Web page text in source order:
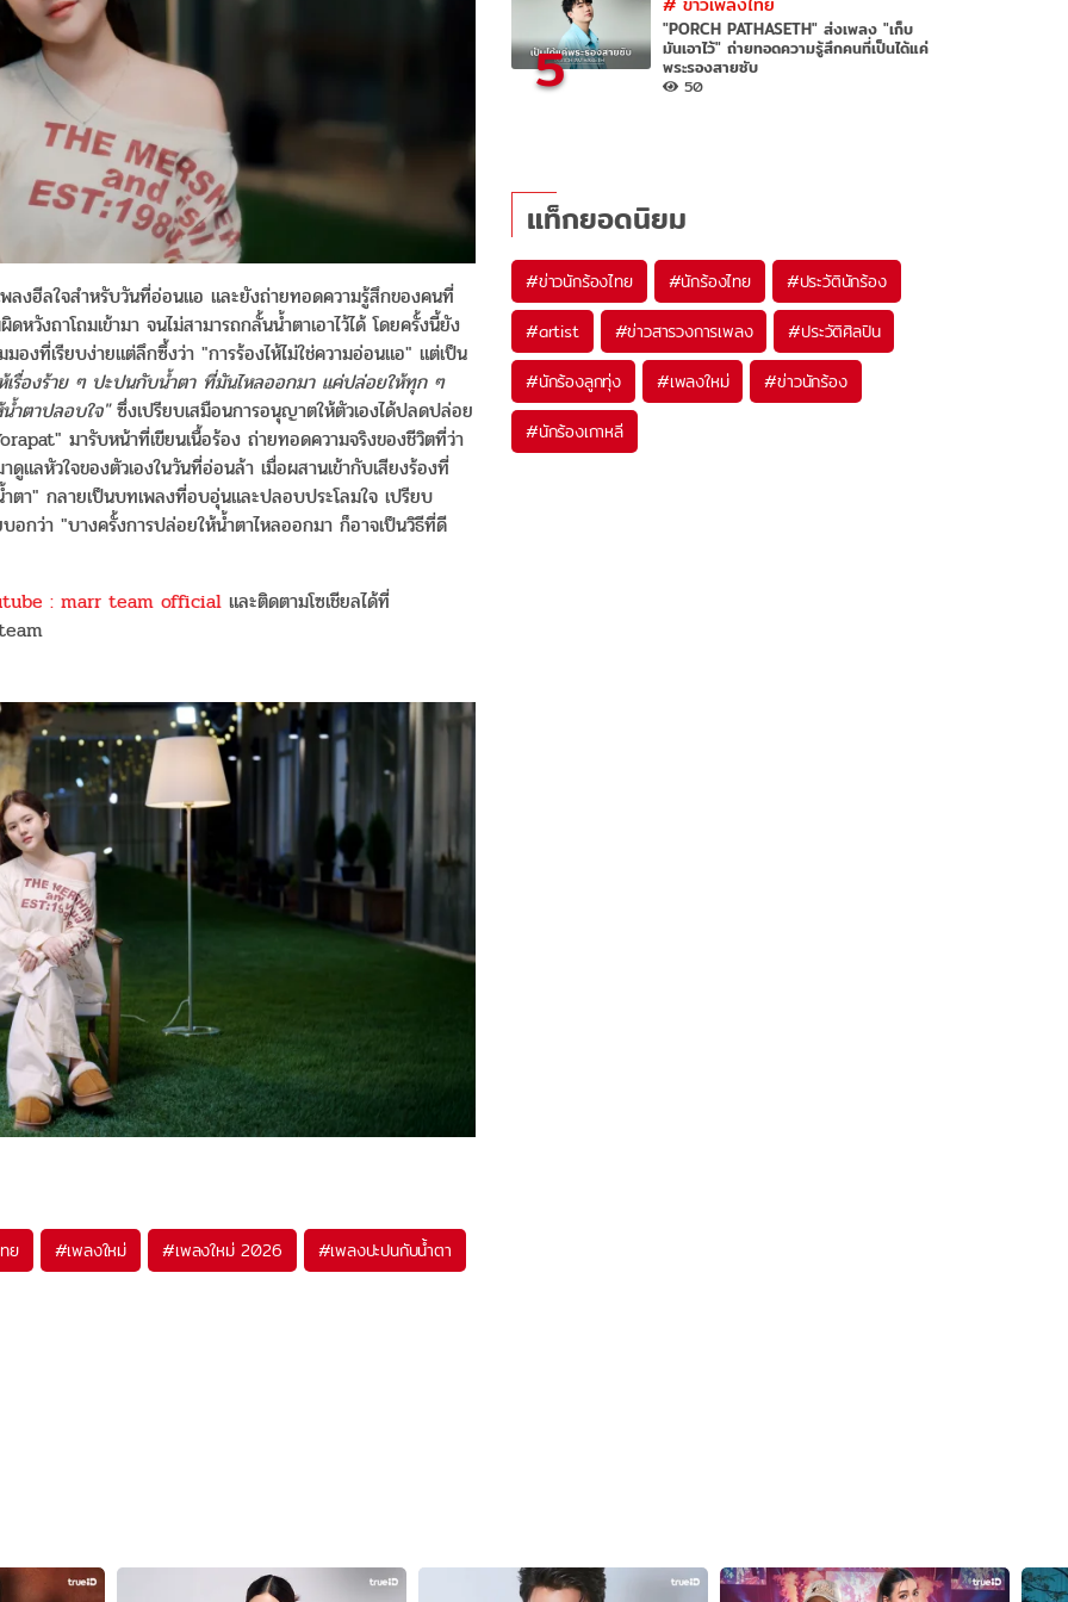
ลงฮีลใจสำหรับวันที่อ่อนแอ และยังถ่ายทอดความรู้สึกของคนที่
วังถาโถมเข้ามา จนไม่สามารถกลั้นน้ำตาเอาไว้ได้ โดยครั้งนี้ยัง
งที่เรียบง่ายแต่ลึกซึ้งว่า "การร้องไห้ไม่ใช่ความอ่อนแอ" แต่เป็น
รื่องร้าย ๆ ปะปนกับน้ำตา ที่มันไหลออกมา แค่ปล่อยให้ทุก ๆ
ำตาปลอบใจ"ซึ่งเปรียบเสมือนการอนุญาตให้ตัวเองได้ปลดปล่อย
มารับหน้าที่เขียนเนื้อร้อง ถ่ายทอดความจริงของชีวิตที่ว่า
ดูแลหัวใจของตัวเองในวันที่อ่อนล้า เมื่อผสานเข้ากับเสียงร้องที่
า" กลายเป็นบทเพลงที่อบอุ่นและปลอบประโลมใจ เปรียบ
บอกว่า "บางครั้งการปล่อยให้น้ำตาไหลออกมา ก็อาจเป็นวิธีที่ดี
: marr team official และติดตามโซเชียลได้ที่
ย #เพลงใหม่ #เพลงใหม่ 2026 #เพลงปะปนกับน้ำตา
5
"PORCH PATHASETH" ส่งเพลง "เก็บ
มันเอาไว้" ถ่ายทอดความรู้สึกคนที่เป็นได้แค่
พระรองสายซับ
50
แท็กยอดนิยม
#ข่าวนักร้องไทย #นักร้องไทย #ประวัตินักร้อง
#artist #ข่าวสารวงการเพลง #ประวัติศิลปิน
#นักร้องลูกทุ่ง #เพลงใหม่ #ข่าวนักร้อง
#นักร้องเกาหลี